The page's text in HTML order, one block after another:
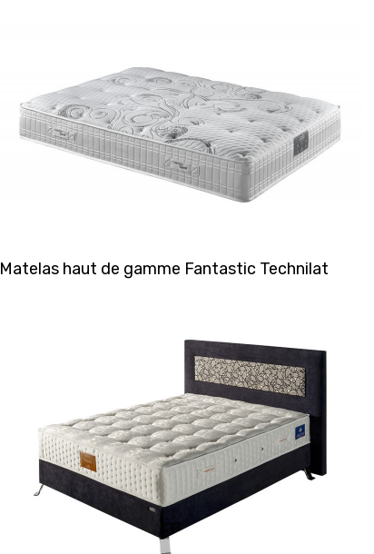
Matelas haut de gamme Fantastic Technilat